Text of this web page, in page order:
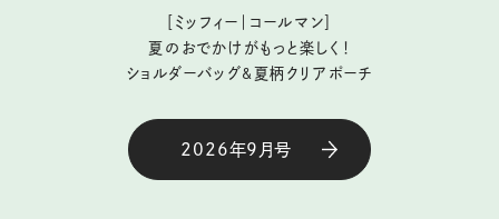
［ミッフィー｜コールマン］
夏のおでかけがもっと楽しく！
ショルダーバッグ&夏柄クリアポーチ
2026年9月号